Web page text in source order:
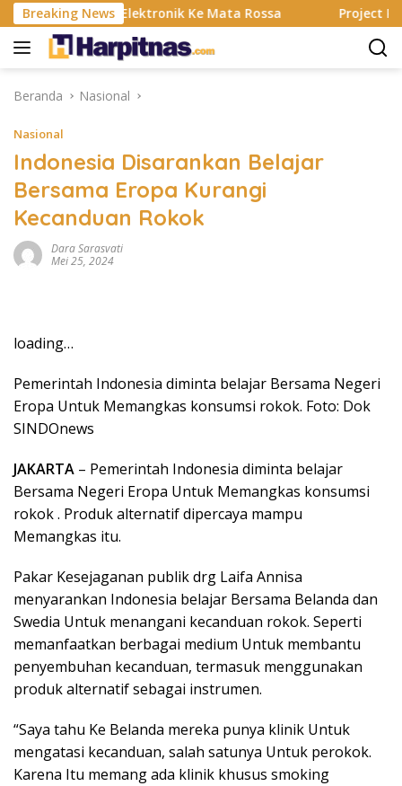
Langsung
ke
konten
Breaking News
Alat Elektronik Ke Mata Rossa Project Pop
Beranda Nasional
Nasional
Indonesia Disarankan Belajar
Bersama Eropa Kurangi
Kecanduan Rokok
Dara Sarasvati
Mei 25, 2024
loading…
Pemerintah Indonesia diminta belajar Bersama Negeri
Eropa Untuk Memangkas konsumsi rokok. Foto: Dok
SINDOnews
JAKARTA – Pemerintah Indonesia diminta belajar
Bersama Negeri Eropa Untuk Memangkas konsumsi
rokok . Produk alternatif dipercaya mampu
Memangkas itu.
Pakar Kesejaganan publik drg Laifa Annisa
menyarankan Indonesia belajar Bersama Belanda dan
Swedia Untuk menangani kecanduan rokok. Seperti
memanfaatkan berbagai medium Untuk membantu
penyembuhan kecanduan, termasuk menggunakan
produk alternatif sebagai instrumen.
“Saya tahu Ke Belanda mereka punya klinik Untuk
mengatasi kecanduan, salah satunya Untuk perokok.
Karena Itu memang ada klinik khusus smoking